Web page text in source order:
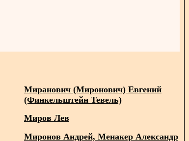
Миранович (Миронович) Евгений
(Финкельштейн Тевель)
Миров Лев
Миронов Андрей, Менакер Александр